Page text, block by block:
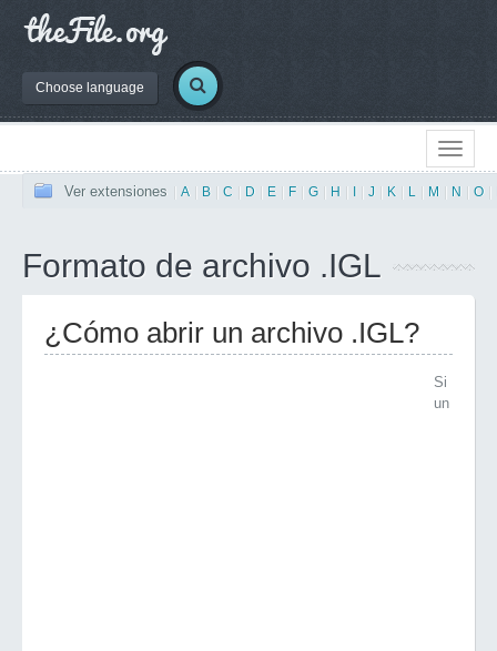
Choose language
Ver extensiones A B C D E F G H J K L M N O
Formato de archivo .IGL
¿Cómo abrir un archivo .IGL?
Si
un